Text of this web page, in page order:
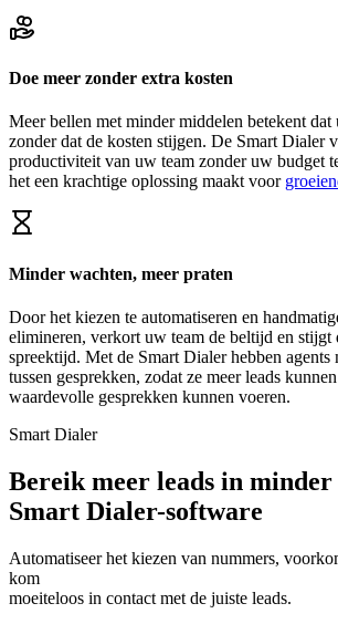
Doe meer zonder extra kosten
Meer bellen met minder middelen betekent dat
zonder dat de kosten stijgen. De Smart Dialer
productiviteit van uw team zonder uw budget
het een krachtige oplossing maakt voor
Minder wachten, meer praten
Door het kiezen te automatiseren en
elimineren, verkort uw team de beltijd en stijgt
spreektijd. Met de Smart Dialer hebben agents
tussen gesprekken, zodat ze meer leads
waardevolle gesprekken kunnen voeren.
Smart Dialer
Bereik meer leads in
Smart Dialer-software
Automatiseer het kiezen van nummers,
kom
moeiteloos in contact met de juiste leads.